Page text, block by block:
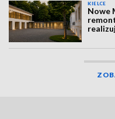
KIELCE
Nowe